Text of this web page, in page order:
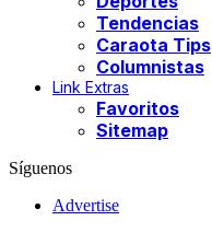
Tendencias
Caraota Tips
Columnistas
Link Extras
Favoritos
Sitemap
Síguenos
Advertise